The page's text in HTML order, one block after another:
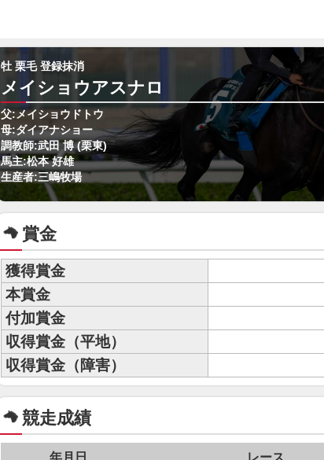
牡 栗毛 登録抹消
メイショウアスナロ
父:メイショウドトウ
母:ダイアナショー
調教師:武田 博 (栗東)
馬主:松本 好雄
生産者:三嶋牧場
賞金
獲得賞金
本賞金
付加賞金
収得賞金（平地）
収得賞金（障害）
競走成績
年月日 レース